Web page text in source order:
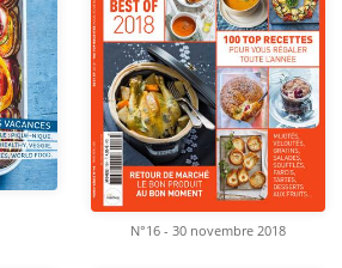
N°16 - 30 novembre 2018